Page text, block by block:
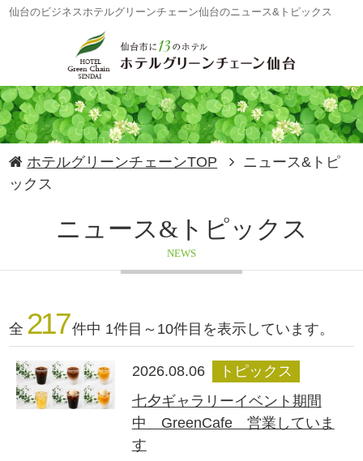
仙台のビジネスホテルグリーンチェーン仙台のニュース&トピックス
ホテルグリーンチェーンTOP
ニュース&トピ
ックス
ニュース&トピックス
NEWS
全 217 件中 1件目～10件目を表示しています。
2026.08.06
トピックス
七夕ギャラリーイベント期間
中 GreenCafe 営業していま
す